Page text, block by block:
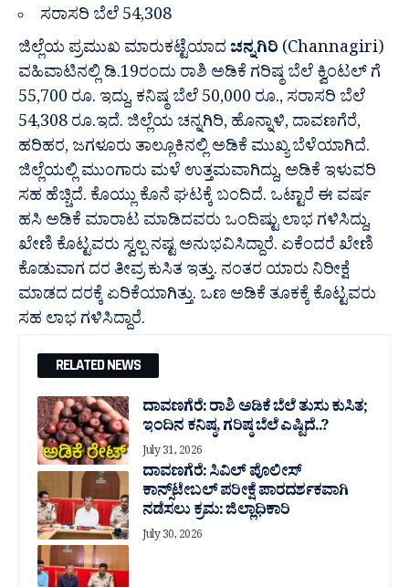
ಸರಾಸರಿ ಬೆಲೆ 54,308
ಜಿಲ್ಲೆಯ ಪ್ರಮುಖ ಮಾರುಕಟ್ಟೆಯಾದ ಚನ್ನಗಿರಿ (Channagiri)
ವಹಿವಾಟಿನಲ್ಲಿ‌ ಡಿ.19ರಂದು ರಾಶಿ ಅಡಿಕೆ ಗರಿಷ್ಠ‌ ಬೆಲೆ ಕ್ವಿಂಟಲ್ ಗೆ
55,700 ರೂ. ಇದ್ದು, ಕನಿಷ್ಠ ಬೆಲೆ 50,000 ರೂ., ಸರಾಸರಿ ಬೆಲೆ
54,308 ರೂ.‌ಇದೆ. ಜಿಲ್ಲೆಯ ಚನ್ನಗಿರಿ, ಹೊನ್ನಾಳಿ, ದಾವಣಗೆರೆ,
ಹರಿಹರ, ಜಗಳೂರು ತಾಲ್ಲೂಕಿನಲ್ಲಿ ಅಡಿಕೆ ಮುಖ್ಯ ಬೆಳೆಯಾಗಿದೆ.
ಜಿಲ್ಲೆಯಲ್ಲಿ ಮುಂಗಾರು ಮಳೆ ಉತ್ತಮವಾಗಿದ್ದು, ಅಡಿಕೆ ಇಳುವರಿ
ಸಹ ಹೆಚ್ಚಿದೆ. ಕೊಯ್ಲು ಕೊನೆ ಘಟಕ್ಕೆ ಬಂದಿದೆ. ಒಟ್ಟಾರೆ ಈ ವರ್ಷ
ಹಸಿ ಅಡಿಕೆ ಮಾರಾಟ ಮಾಡಿದವರು ಒಂದಿಷ್ಟು ಲಾಭ ಗಳಿಸಿದ್ದು,
ಖೇಣಿ ಕೊಟ್ಟವರು ಸ್ವಲ್ಪ ನಷ್ಟ ಅನುಭವಿಸಿದ್ದಾರೆ. ಏಕೆಂದರೆ ಖೇಣಿ
ಕೊಡುವಾಗ ದರ ತೀವ್ರ ಕುಸಿತ ಇತ್ತು. ನಂತರ ಯಾರು ನಿರೀಕ್ಷೆ
ಮಾಡದ ದರಕ್ಕೆ ಏರಿಕೆಯಾಗಿತ್ತು. ಒಣ ಅಡಿಕೆ ತೂಕಕ್ಕೆ ಕೊಟ್ಟವರು
ಸಹ ಲಾಭ ಗಳಿಸಿದ್ದಾರೆ.
RELATED NEWS
ದಾವಣಗೆರೆ: ರಾಶಿ ಅಡಿಕೆ ಬೆಲೆ ತುಸು‌ ಕುಸಿತ;
ಇಂದಿನ ಕನಿಷ್ಠ, ಗರಿಷ್ಠ ಬೆಲೆ ಎಷ್ಟಿದೆ..?
July 31, 2026
ದಾವಣಗೆರೆ: ಸಿವಿಲ್ ಪೊಲೀಸ್
ಕಾನ್ಸ್‌ಟೇಬಲ್ ಪರೀಕ್ಷೆ ಪಾರದರ್ಶಕವಾಗಿ
ನಡೆಸಲು ಕ್ರಮ: ಜಿಲ್ಲಾಧಿಕಾರಿ
July 30, 2026